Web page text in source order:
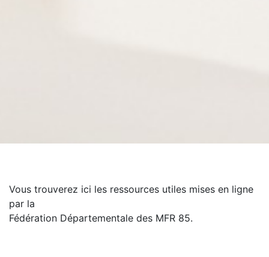
Vous trouverez ici les ressources utiles mises en ligne
par la
Fédération Départementale des MFR 85.